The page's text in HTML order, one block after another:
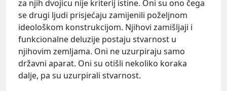
za njih dvojicu nije kriterij istine. Oni su ono čega
se drugi ljudi prisjećaju zamijenili poželjnom
ideološkom konstrukcijom. Njihovi zamišljaji i
funkcionalne deluzije postaju stvarnost u
njihovim zemljama. Oni ne uzurpiraju samo
državni aparat. Oni su otišli nekoliko koraka
dalje, pa su uzurpirali stvarnost.